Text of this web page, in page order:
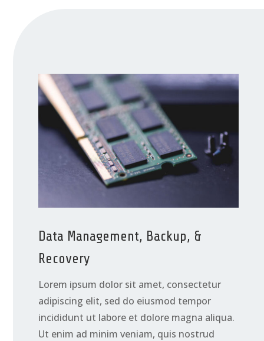
Data Management, Backup, &
Recovery
Lorem ipsum dolor sit amet, consectetur
adipiscing elit, sed do eiusmod tempor
incididunt ut labore et dolore magna aliqua.
Ut enim ad minim veniam, quis nostrud